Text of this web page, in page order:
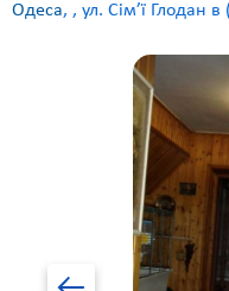
Одеса, , ул. Сім’ї Глодан